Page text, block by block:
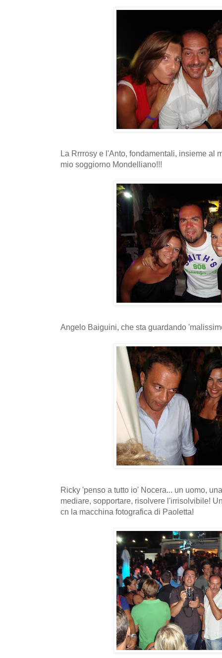
La Rrrrosy e l'Anto, fondamentali, insieme al
mio soggiorno Mondelliano!!!
Angelo Baiguini, che sta guardando
Ricky 'penso a tutto io' Nocera... un uomo,
mediare, sopportare, risolvere l'irrisolvibile!
cn la macchina fotografica di Paoletta!